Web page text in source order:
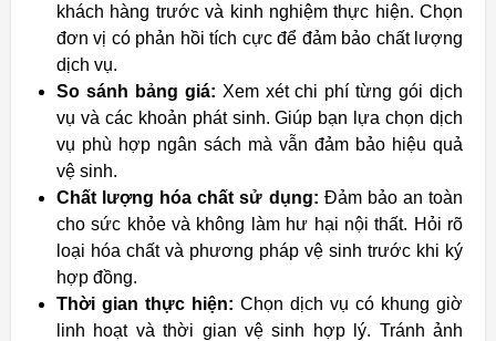
khách hàng trước và kinh nghiệm thực hiện. Chọn
đơn vị có phản hồi tích cực để đảm bảo chất lượng
dịch vụ.
So sánh bảng giá: Xem xét chi phí từng gói dịch
vụ và các khoản phát sinh. Giúp bạn lựa chọn dịch
vụ phù hợp ngân sách mà vẫn đảm bảo hiệu quả
vệ sinh.
Chất lượng hóa chất sử dụng: Đảm bảo an toàn
cho sức khỏe và không làm hư hại nội thất. Hỏi rõ
loại hóa chất và phương pháp vệ sinh trước khi ký
hợp đồng.
Thời gian thực hiện: Chọn dịch vụ có khung giờ
linh hoạt và thời gian vệ sinh hợp lý. Tránh ảnh